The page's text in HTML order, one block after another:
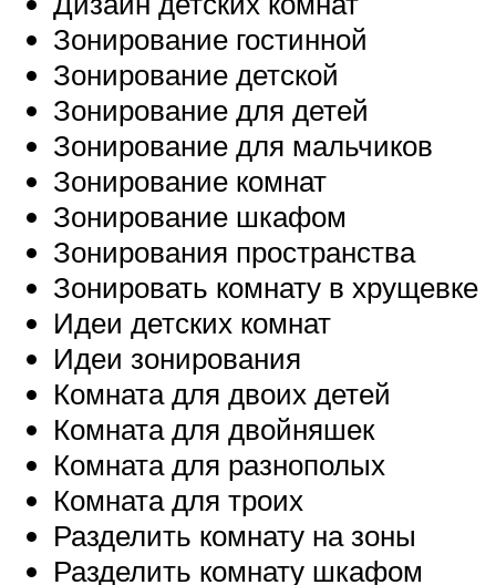
Зонирование гостинной
Зонирование детской
Зонирование для детей
Зонирование для мальчиков
Зонирование комнат
Зонирование шкафом
Зонирования пространства
Зонировать комнату в хрущевке
Идеи детских комнат
Идеи зонирования
Комната для двоих детей
Комната для двойняшек
Комната для разнополых
Комната для троих
Разделить комнату на зоны
Разделить комнату шкафом